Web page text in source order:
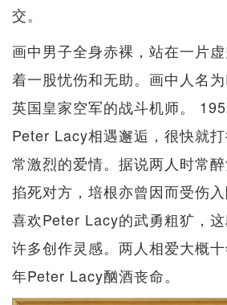
交。
画中男子全身赤裸，站在一片
着一股忧伤和无助。画中人名
英国皇家空军的战斗机师。
Peter Lacy相遇邂逅，很快就
常激烈的爱情。据说两人时常
掐死对方，培根亦曾因而受伤
喜欢Peter Lacy的武勇粗犷，
许多创作灵感。两人相爱大概
年Peter Lacy酗酒丧命。